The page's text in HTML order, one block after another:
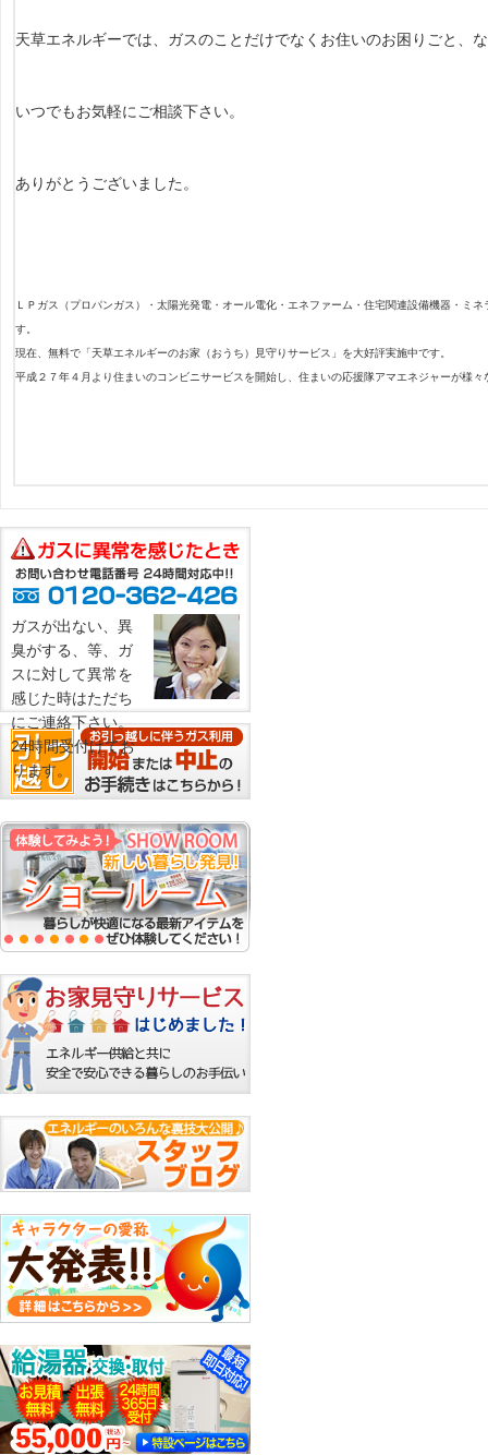
天草エネルギーでは、ガスのことだけでなくお住いのお困りごと、
いつでもお気軽にご相談下さい。
ありがとうございました。
ＬＰガス（プロパンガス）・太陽光発電・オール電化・エネファーム・住宅関連設備機器・ミ
す。
現在、無料で「天草エネルギーのお家（おうち）見守りサービス」を大好評実施中です。
平成２７年４月より住まいのコンビニサービスを開始し、住まいの応援隊アマエネジャーが様
ガスが出ない、異
臭がする、等、ガ
スに対して異常を
感じた時はただち
にご連絡下さい。
24時間受付けてお
ります。